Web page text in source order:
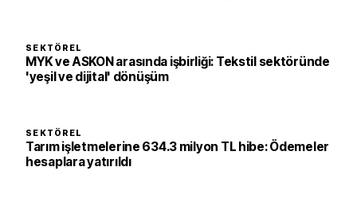
SEKTÖREL
MYK ve ASKON arasında işbirliği: Tekstil sektöründe
'yeşil ve dijital' dönüşüm
SEKTÖREL
Tarım işletmelerine 634.3 milyon TL hibe: Ödemeler
hesaplara yatırıldı